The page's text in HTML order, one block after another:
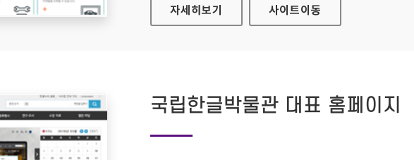
자동차365 대표 홈페이지
자세히보기 사이트이동
국립한글박물관 대표 홈페이지